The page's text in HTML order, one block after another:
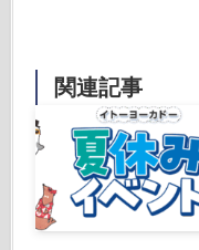
関連記事